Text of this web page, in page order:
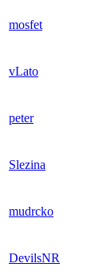
mosfet
vLato
peter
Slezina
mudrcko
DevilsNR